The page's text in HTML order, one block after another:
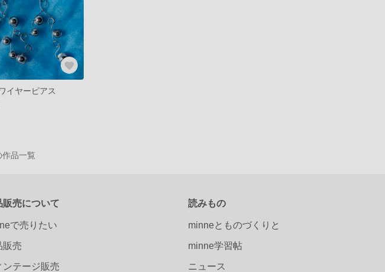
イヤーピアス
作品一覧
販売について
で売りたい
販売
ンテージ販売
読みもの
minneとものづくりと
minne学習帖
ニュース